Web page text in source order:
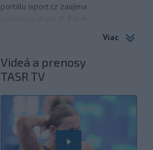
portálu isport.cz zaujíma
Vo veku 94 rokov zomrela 29.
členka Slovenského komorného
divadla (SKD) v Martine Helena
Národná diaľničná
spoločnosť (NDS) ukončila výmenu
mostného záveru na ľavej strane
Viac
Videá a prenosy
TASR TV